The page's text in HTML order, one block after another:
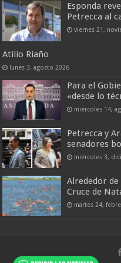
Esponda
Petrecca al
viernes 21,
Atilio Riaño
lunes 3, agosto 2026
Para el
«desde lo
miércoles 14,
Petrecca y
senadores
miércoles 3,
Alrededor
Cruce de
martes 24,